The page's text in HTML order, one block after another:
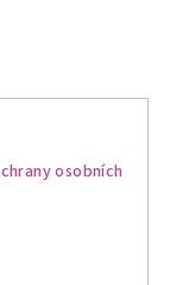
osobních